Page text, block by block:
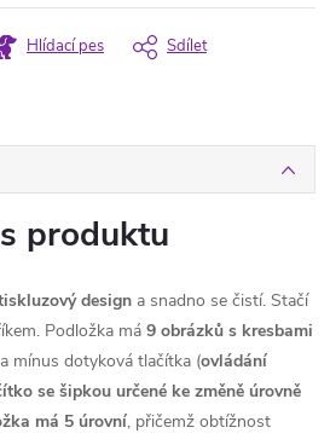
Hlídací pes Sdílet
produktu
design a snadno se čistí. Stačí
Podložka má 9 obrázků s kresbami
mínus dotyková tlačítka (ovládání
se šipkou určené ke změně úrovně
má 5 úrovní, přičemž obtížnost